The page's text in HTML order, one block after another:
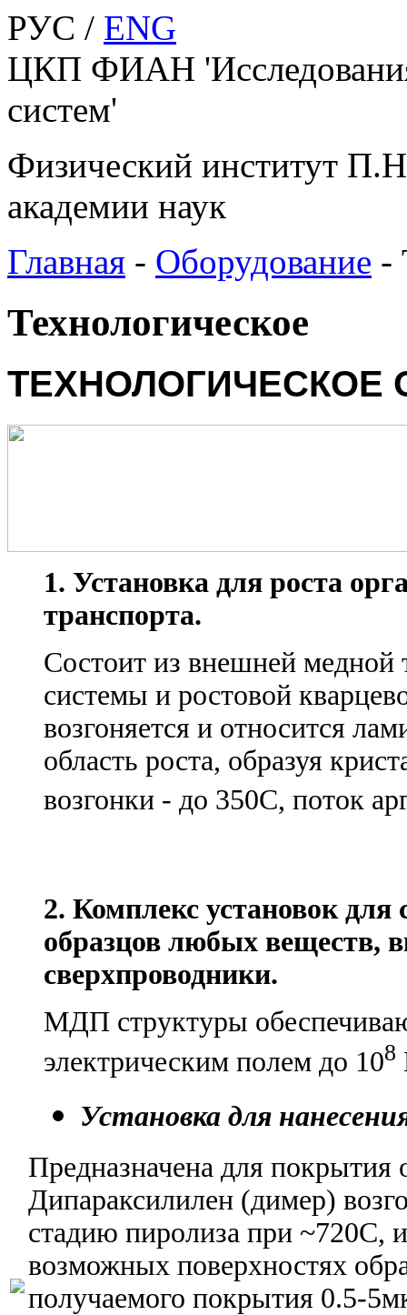
РУС / ENG
ЦКП ФИАН
систем'
Физический институт
академии наук
Главная - Оборудование -
Технологическое
ТЕХНОЛОГИЧЕСКОЕ
1. Установка для роста
транспорта.
Состоит из внешней медной
системы и ростовой
возгоняется и относится
область роста, образуя
возгонки - до 350С, поток
2. Комплекс установок
образцов любых веществ,
сверхпроводники.
МДП структуры
электрическим полем до 108
Установка для
Предназначена для покрытия
Дипараксилилен (димер)
стадию пиролиза при ~720C,
возможных поверхностях
получаемого покрытия 0.5-